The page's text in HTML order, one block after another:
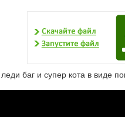
баг и супер кота в виде